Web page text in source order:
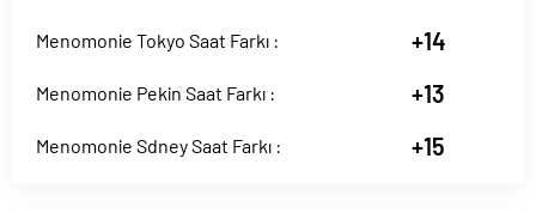
Menomonie Tokyo Saat Farkı : +14
Menomonie Pekin Saat Farkı : +13
Menomonie Sdney Saat Farkı : +15